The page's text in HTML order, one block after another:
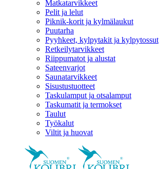
Matkatarvikkeet
Pelit ja lelut
Piknik-korit ja kylmälaukut
Puutarha
Pyyhkeet, kylpytakit ja kylpytossut
Retkeilytarvikkeet
Riippumatot ja alustat
Sateenvarjot
Saunatarvikkeet
Sisustustuotteet
Taskulamput ja otsalamput
Taskumatit ja termokset
Taulut
Työkalut
Viltit ja huovat